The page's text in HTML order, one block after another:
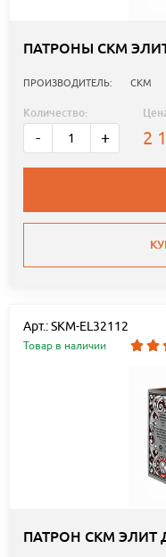
ПАТРОНЫ СКМ
ПРОИЗВОДИТЕЛЬ: СКМ
Количество:
- + 2
Арт.: SKM-EL32112
Товар в наличии
ПАТРОН СКМ ЭЛИТ